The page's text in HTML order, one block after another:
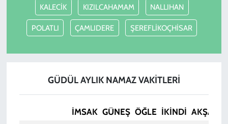
KALECİK KIZILCAHAMAM NALLIHAN
POLATLI ÇAMLIDERE ŞEREFLİKOÇHİSAR
GÜDÜL AYLIK NAMAZ VAKITLERI
İMSAK GÜNEŞ ÖĞLE İKINDI AKŞAM